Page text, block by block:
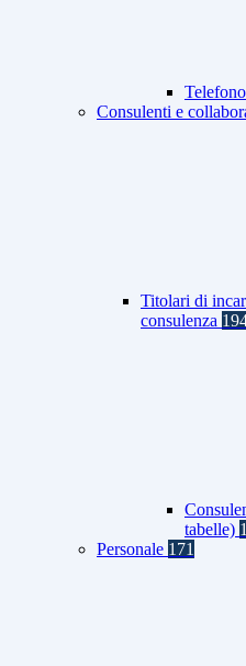
Consulenti e
Titolari di
consulenza
tabelle)
Personale 171